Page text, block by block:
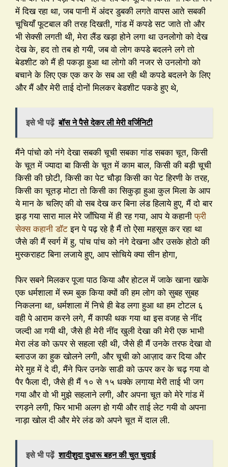
में दिख रहा था, जब पानी में अंदर डुबकी लगते वापस आते सबकी
चूचियाँ फूटबाल की तरह दिखती, गांड में कपडे सट जाते तो और
भी सेक्सी लगती थी, मेरा लैंड खड़ा होने लगा था उनलोगो को देख
देख के, हद तो तब हो गयी, जब वो लोग कपडे बदलने लगे तो
बेडशीट को मैं ही पकड़ा हुआ था लोगो की नजर से उनलोगो को
बचाने के लिए एक एक कर के सब आ रही थी कपडे बदलने के लिए
और मैं और मेरी ताई दोनों मिलकर बेडशीट पकडे हुए थे,
इसे भी पढ़ें बॉस ने पैसे देकर ली मेरी वर्जिनिटी
मैंने पांचो को नंगे देखा सबकी चूची सबका गांड सबका चूत, किसी
के चूत में ज्यादा बा किसी के चूत में काम बाल, किसी की बड़ी चूची
किसी की छोटी, किसी का पेट चौड़ा किसी का पेट हिरणी के तरह,
किसी का चूतड़ मोटा तो किसी का सिकुड़ा हुआ कुल मिला के आप
ये मान के चलिए की वो सब देख कर बिना लंड हिलाये हुए, मैं दो बार
झड़ गया सारा माल मेरे जाँघिया में ही रह गया, आप ये कहानीफ्री
सेक्स कहानी डॉट इन पे पढ़ रहे है मैं तो ऐसा महसूस कर रहा था
जैसे की मैं स्वर्ग में हु, पांच पांच को नंगे देखना और उसके होठो की
मुस्कराहट बिना लजाये हुए, आप सोचिये क्या सीन होगा,
फिर सबने मिलकर पूजा पाठ किया और होटल में जाके खाना खाके
एक धर्मशाला में रूम बुक किया क्यों की हम लोग को सुबह सुबह
निकलना था, धर्मशाला में निचे ही बेड लगा हुआ था हम टोटल ६
वही पे आराम करने लगे, मैं काफी थक गया था इस वजह से नींद
जल्दी आ गयी थी, जैसे ही मेरी नींद खुली देखा की मेरी एक भाभी
मेरा लंड को ऊपर से सहला रही थी, जैसे ही मैं उनके तरफ देखा वो
ब्लाउज का हुक खोलने लगी, और चूची को आज़ाद कर दिया और
मेरे मुह में दे दी, मैंने फिर उनके साडी को ऊपर कर के चढ़ गया वो
पैर फैला दी, जैसे ही मैं १० से १५ धक्के लगाया मेरी ताई भी जग
गया और वो भी मुझे सहलाने लगी, और अपना चूत को मेरे गांड में
रगड़ने लगी, फिर भाभी अलग हो गयी और ताई लेट गयी वो अपना
नाड़ा खोल दी और मेरे लंड को अपने चूत में दाल ली.
इसे भी पढ़ें शादीशुदा दुधारू बहन की चुत चुदाई